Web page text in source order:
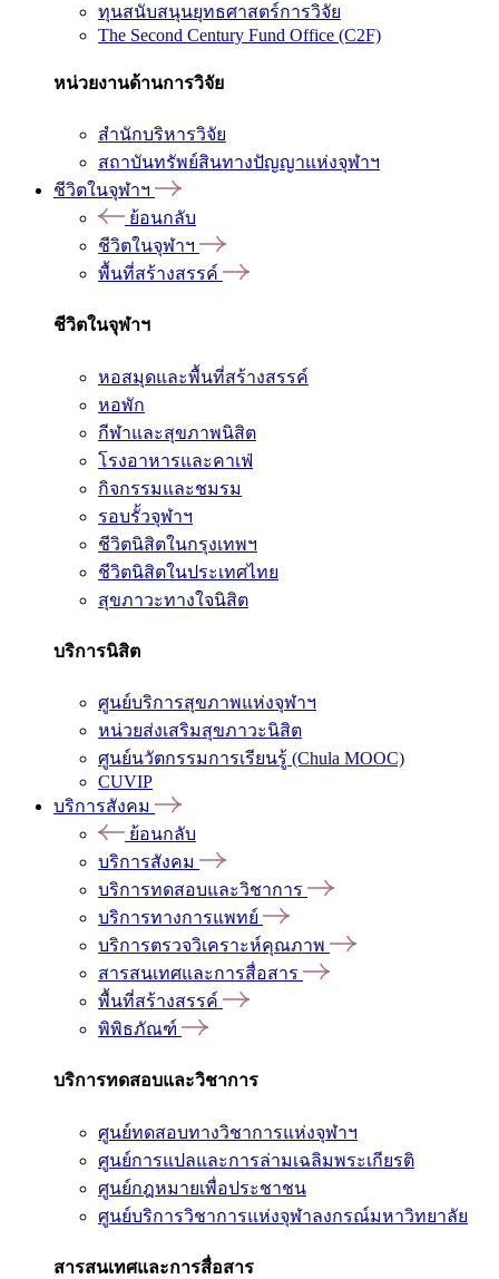
ทุนสนับสนุนยุทธศาสตร์การวิจัย
The Second Century Fund Office (C2F)
หน่วยงานด้านการวิจัย
สำนักบริหารวิจัย
สถาบันทรัพย์สินทางปัญญาแห่งจุฬาฯ
ชีวิตในจุฬาฯ
ย้อนกลับ
ชีวิตในจุฬาฯ
พื้นที่สร้างสรรค์
ชีวิตในจุฬาฯ
หอสมุดและพื้นที่สร้างสรรค์
หอพัก
กีฬาและสุขภาพนิสิต
โรงอาหารและคาเฟ่
กิจกรรมและชมรม
รอบรั้วจุฬาฯ
ชีวิตนิสิตในกรุงเทพฯ
ชีวิตนิสิตในประเทศไทย
สุขภาวะทางใจนิสิต
บริการนิสิต
ศูนย์บริการสุขภาพแห่งจุฬาฯ
หน่วยส่งเสริมสุขภาวะนิสิต
ศูนย์นวัตกรรมการเรียนรู้ (Chula MOOC)
CUVIP
บริการสังคม
ย้อนกลับ
บริการสังคม
บริการทดสอบและวิชาการ
บริการทางการแพทย์
บริการตรวจวิเคราะห์คุณภาพ
สารสนเทศและการสื่อสาร
พื้นที่สร้างสรรค์
พิพิธภัณฑ์
บริการทดสอบและวิชาการ
ศูนย์ทดสอบทางวิชาการแห่งจุฬาฯ
ศูนย์การแปลและการล่ามเฉลิมพระเกียรติ
ศูนย์กฎหมายเพื่อประชาชน
ศูนย์บริการวิชาการแห่งจุฬาลงกรณ์มหาวิทยาลัย
สารสนเทศและการสื่อสาร